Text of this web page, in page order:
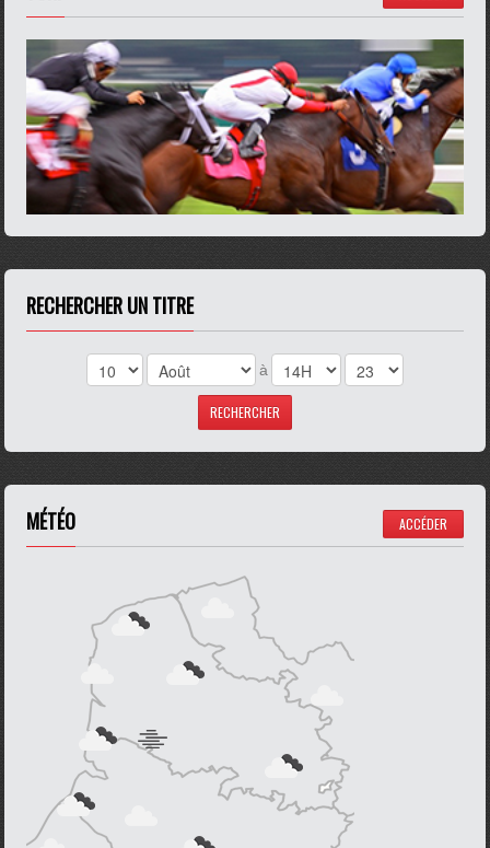
RECHERCHER UN TITRE
à
MÉTÉO ACCÉDER